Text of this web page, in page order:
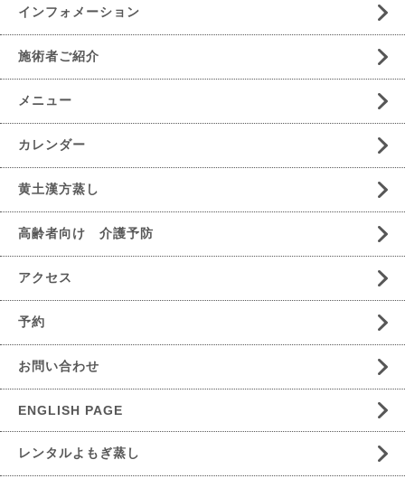
インフォメーション
施術者ご紹介
メニュー
カレンダー
黄土漢方蒸し
高齢者向け 介護予防
アクセス
予約
お問い合わせ
ENGLISH PAGE
レンタルよもぎ蒸し